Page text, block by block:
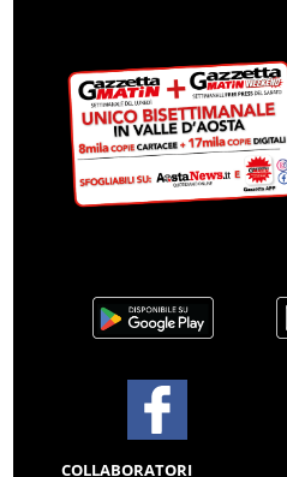
COLLABORATORI